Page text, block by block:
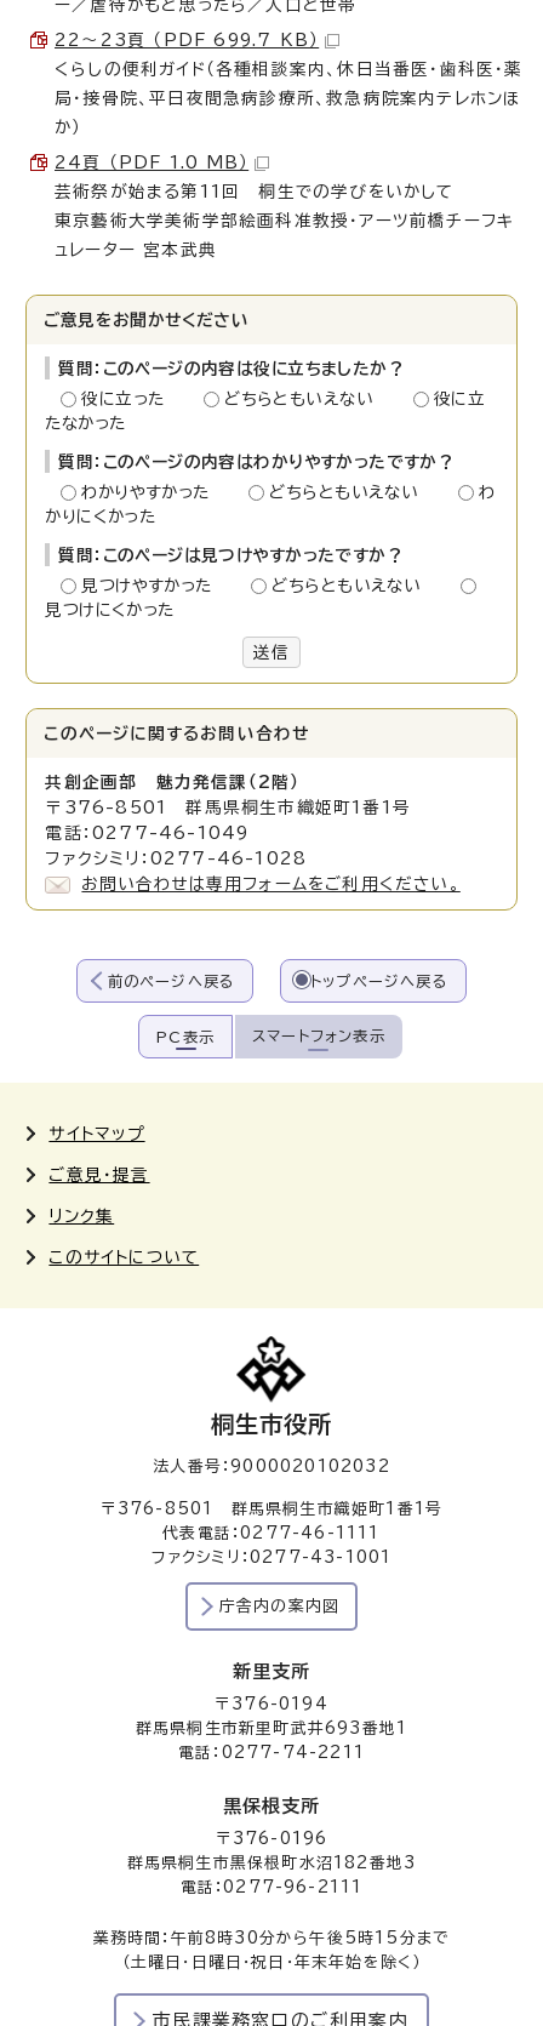
ー／虐待かもと思ったら／人口と世帯
22〜23頁 （PDF 699.7 KB）
くらしの便利ガイド（各種相談案内、休日当番医・歯科医・薬
局・接骨院、平日夜間急病診療所、救急病院案内テレホンほ
か）
24頁 （PDF 1.0 MB）
芸術祭が始まる第11回 桐生での学びをいかして
東京藝術大学美術学部絵画科准教授・アーツ前橋チーフキ
ュレーター 宮本武典
ご意見をお聞かせください
質問：このページの内容は役に立ちましたか？
役に立った
どちらともいえない
役に立
たなかった
質問：このページの内容はわかりやすかったですか？
わかりやすかった
どちらともいえない
わ
かりにくかった
質問：このページは見つけやすかったですか？
見つけやすかった
どちらともいえない
見つけにくかった
送信
このページに関する お問い合わせ
共創企画部 魅力発信課（2階）
〒376-8501 群馬県桐生市織姫町1番1号
電話：0277-46-1049
ファクシミリ：0277-46-1028
お問い合わせは専用フォームをご利用ください。
前のページへ戻る トップページへ戻る
PC表示 スマートフォン表示
サイトマップ
ご意見・提言
リンク集
このサイトについて
桐生市役所
法人番号：9000020102032
〒376-8501 群馬県桐生市織姫町1番1号
代表電話：0277-46-1111
ファクシミリ：0277-43-1001
庁舎内の案内図
新里支所
〒376-0194
群馬県桐生市新里町武井693番地1
電話：0277-74-2211
黒保根支所
〒376-0196
群馬県桐生市黒保根町水沼182番地3
電話：0277-96-2111
業務時間：午前8時30分から午後5時15分まで
（土曜日・日曜日・祝日・年末年始を除く）
市民課業務窓口のご利用案内